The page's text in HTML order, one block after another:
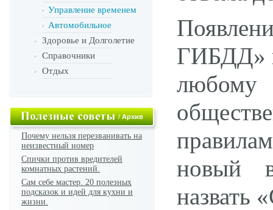
Управление временем
Автомобильное
Здоровье и Долголетие
Справочники
Отдых
/Архив
Почему нельзя перезванивать на
неизвестный номер
Спички против вредителей
комнатных растений.
Сам себе мастер. 20 полезных
подсказок и идей для кухни и
жизни.
ГИБДД»
новый
назвать